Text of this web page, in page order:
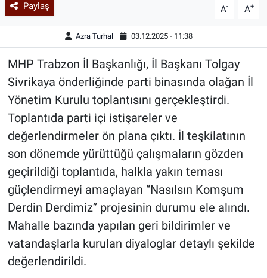
Paylaş A- A+
Azra Turhal 03.12.2025 - 11:38
MHP Trabzon İl Başkanlığı, İl Başkanı Tolgay
Sivrikaya önderliğinde parti binasında olağan İl
Yönetim Kurulu toplantısını gerçekleştirdi.
Toplantıda parti içi istişareler ve
değerlendirmeler ön plana çıktı. İl teşkilatının
son dönemde yürüttüğü çalışmaların gözden
geçirildiği toplantıda, halkla yakın teması
güçlendirmeyi amaçlayan “Nasılsın Komşum
Derdin Derdimiz” projesinin durumu ele alındı.
Mahalle bazında yapılan geri bildirimler ve
vatandaşlarla kurulan diyaloglar detaylı şekilde
değerlendirildi.